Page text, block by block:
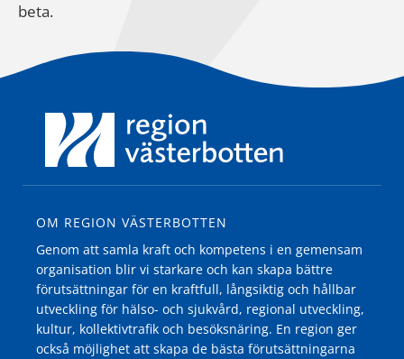
beta.
OM REGION VÄSTERBOTTEN
Genom att samla kraft och kompetens i en gemensam
organisation blir vi starkare och kan skapa bättre
förutsättningar för en kraftfull, långsiktig och hållbar
utveckling för hälso- och sjukvård, regional utveckling,
kultur, kollektivtrafik och besöksnäring. En region ger
också möjlighet att skapa de bästa förutsättningarna